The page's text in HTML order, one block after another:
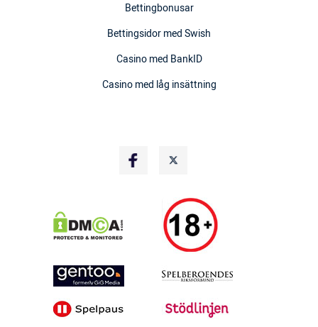
Bettingbonusar
Bettingsidor med Swish
Casino med BankID
Casino med låg insättning